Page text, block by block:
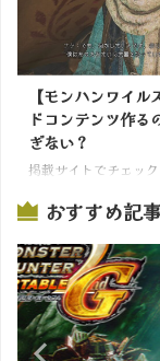
【モンハンワイル
ドコンテンツ作る
ぎない？
掲載サイトでチェック
おすすめ記